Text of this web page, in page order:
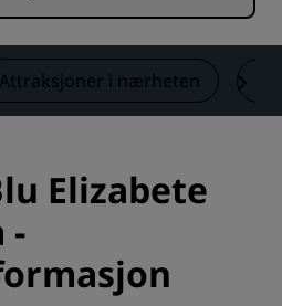
Attraksjoner i nærheten
Elizabete
-